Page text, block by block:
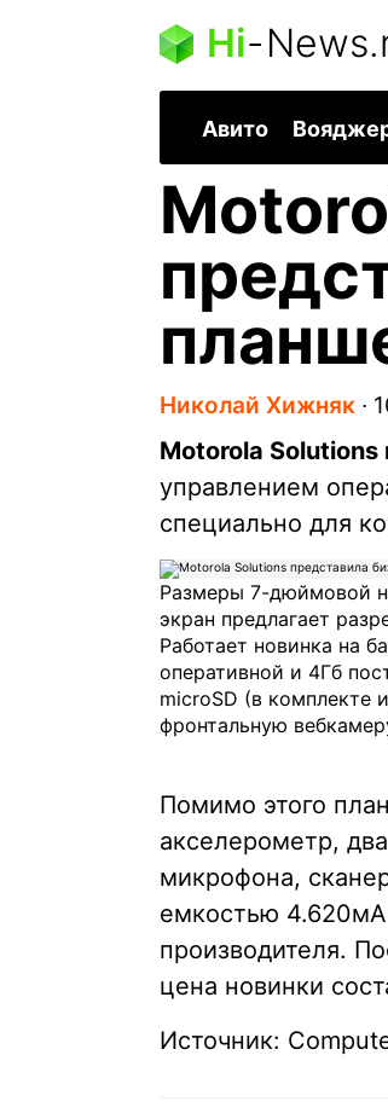
Hi-
Авито
Николай Хижняк ∙
Motorola Solutions
управлением
специально для
Размеры 7-дюймовой
экран предлагает
Работает новинка на
оперативной и 4Гб
microSD (в комплекте
фронтальную
Помимо этого
акселерометр,
микрофона,
емкостью
производителя.
цена новинки
Источник: